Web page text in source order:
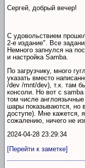
Сергей, добрый вечер!
С удовольствием
2-е издание". Все
Немного запнулся на
и настройка Samba.
По загрузчику, много
указать вместо
/dev /mnt/dev), т.к. там
консоли. Но вот с
том числе
шары показываются, но
доступе). Мне кажется,
сожалению, ничего не
2024-04-28 23:29:34
[Перейти к заметке]